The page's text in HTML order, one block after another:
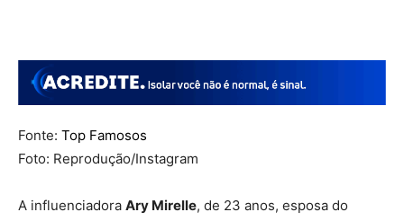
Fonte: Top Famosos
Foto: Reprodução/Instagram
A influenciadora Ary Mirelle, de 23 anos, esposa do